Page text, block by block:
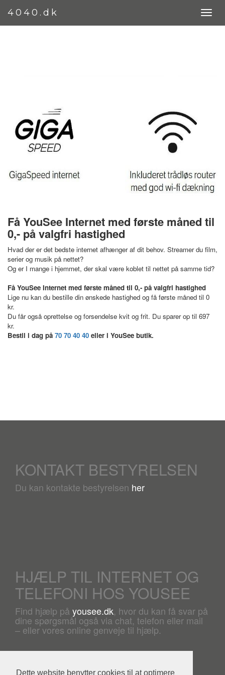
Dette website benytter cookies til at optimere
4040.dk
Få YouSee Internet med første måned til
0,- på valgfri hastighed
Hvad der er det bedste internet afhænger af dit behov. Streamer du film,
serier og musik på nettet?
Og er I mange i hjemmet, der skal være koblet til nettet på samme tid?
Få YouSee Internet med første måned til 0,- på valgfri hastighed
Lige nu kan du bestille din ønskede hastighed og få første måned til 0
kr.
Du får også oprettelse og forsendelse kvit og frit. Du sparer op til 697
kr.
Bestil i dag på 70 70 40 40 eller i YouSee butik.
KONTAKT BESTYRELSEN
Du kan kontakte bestyrelsen her
HJÆLP TIL INTERNET OG
TELEFONI HOS YOUSEE
Find hjælp på yousee.dk, hvor du kan få svar på
dine spørgsmål også via chat, telefon eller mail
– eller vores online genveje til hjælp.